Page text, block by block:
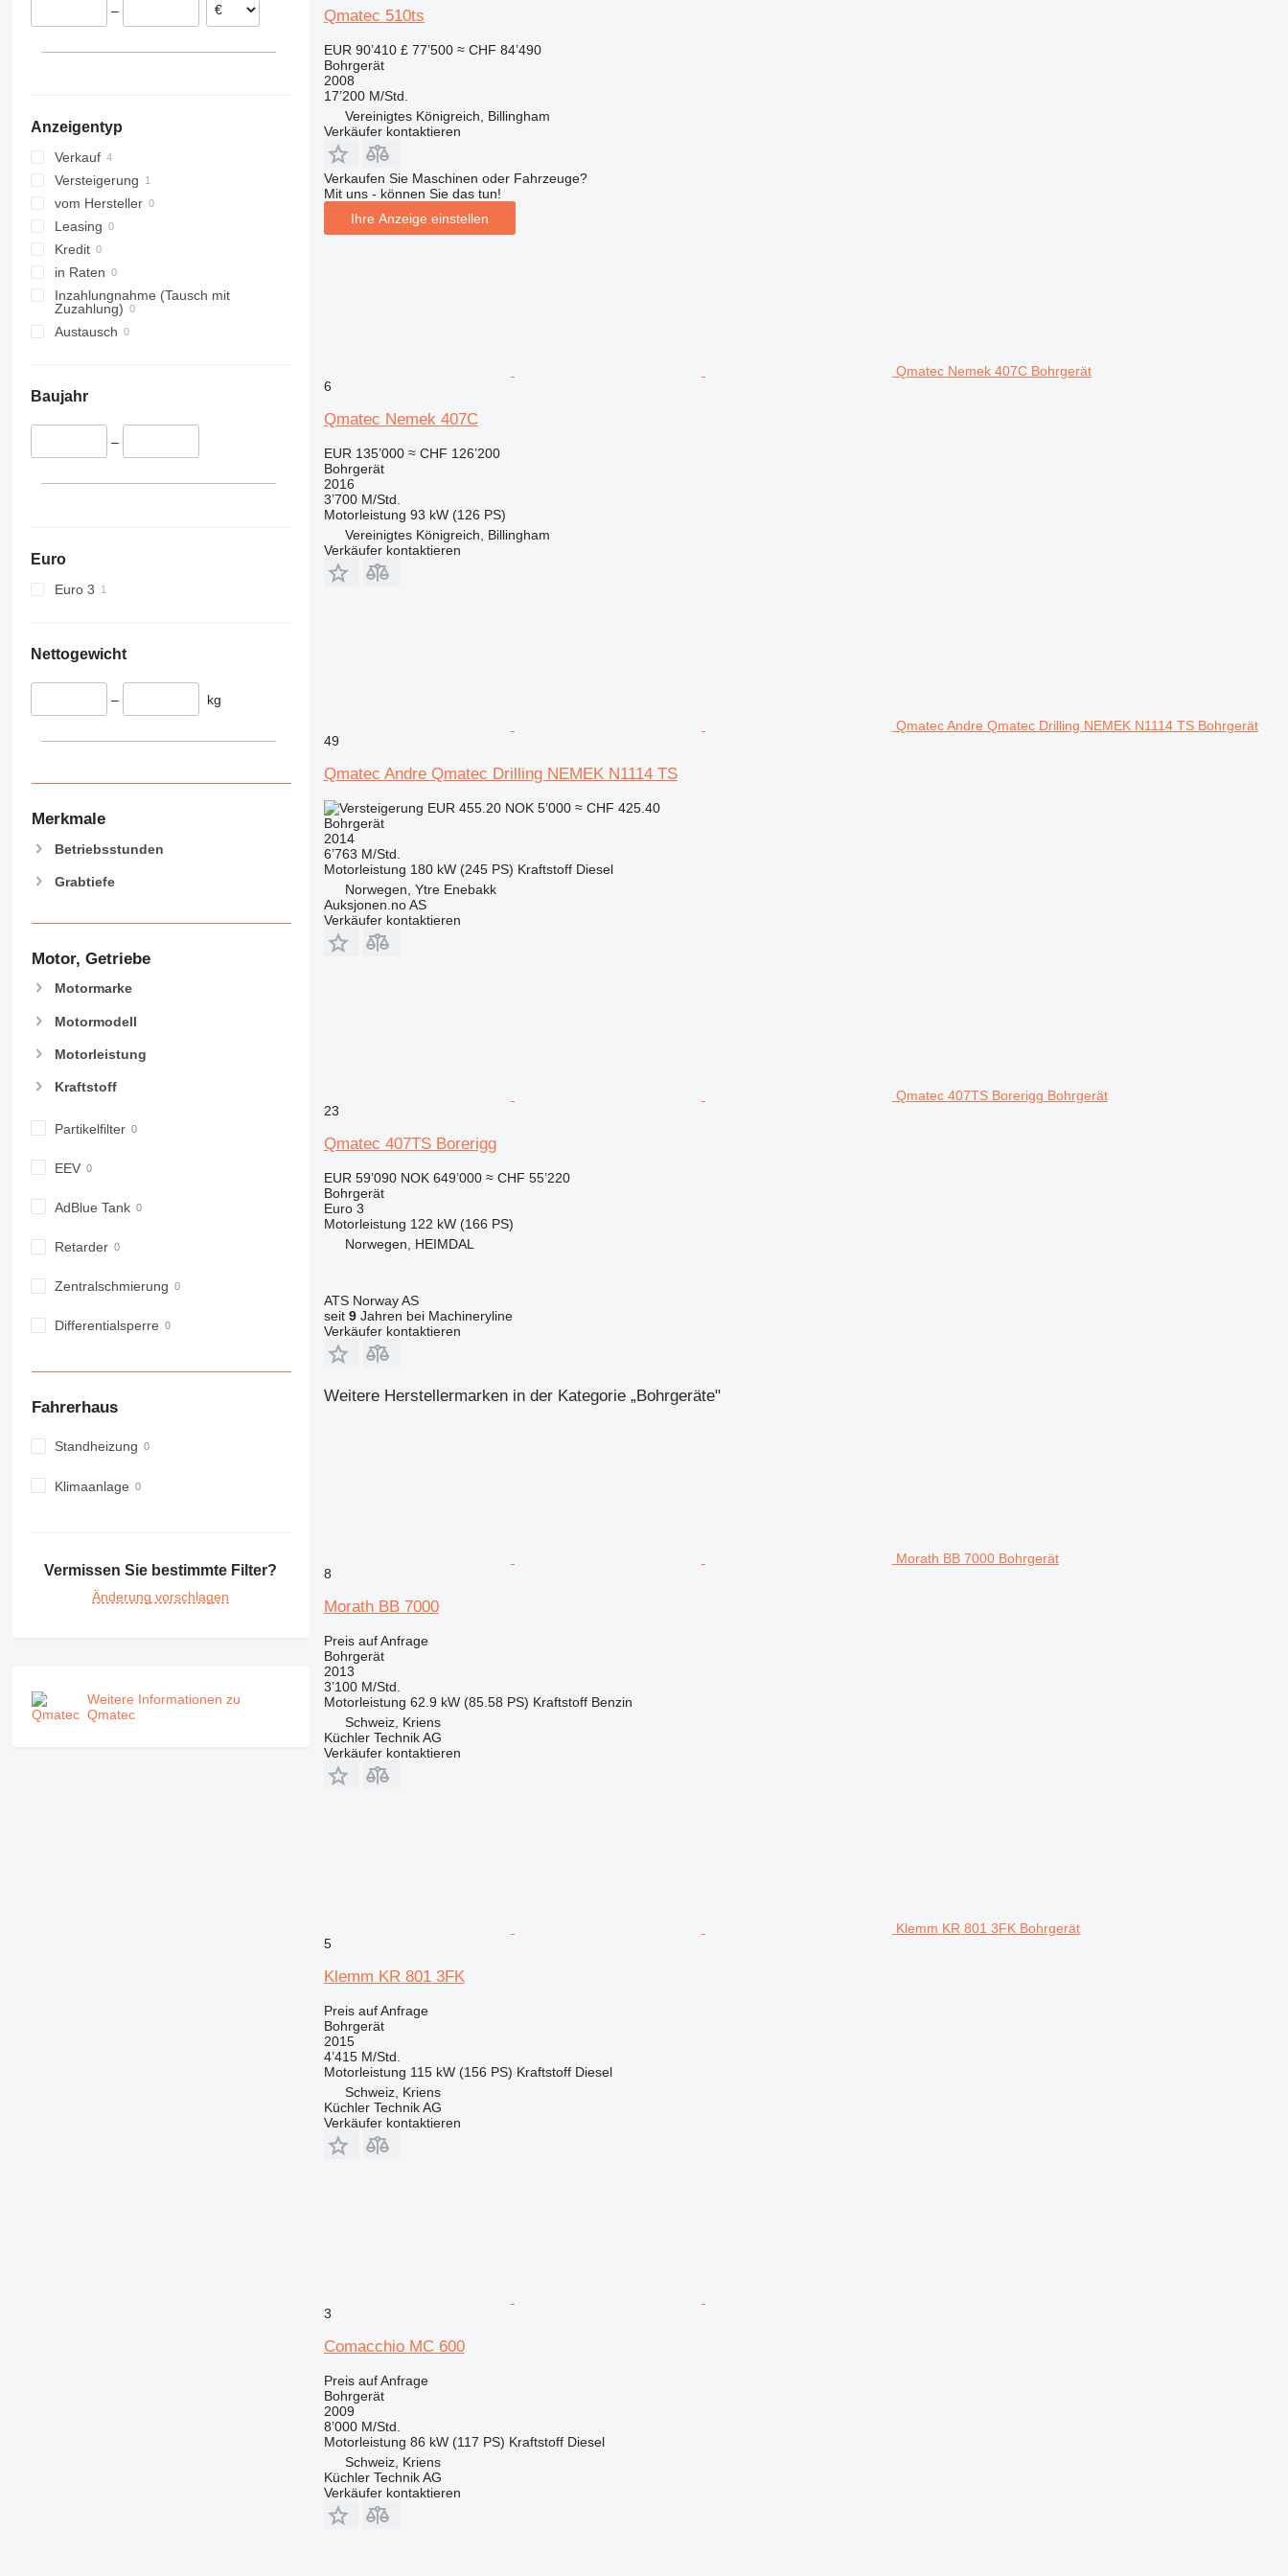
–
Anzeigentyp
Verkauf
Versteigerung
vom Hersteller
Leasing
Kredit
in Raten
Inzahlungnahme (Tausch mit
Zuzahlung)
Austausch
Baujahr
–
Euro
Euro 3
Nettogewicht
– kg
Merkmale
Betriebsstunden
Grabtiefe
Motor, Getriebe
Motormarke
Motormodell
Motorleistung
Kraftstoff
Partikelfilter
EEV
AdBlue Tank
Retarder
Zentralschmierung
Differentialsperre
Fahrerhaus
Standheizung
Klimaanlage
Vermissen Sie bestimmte Filter?
Änderung vorschlagen
Weitere Informationen zu
Qmatec
Qmatec 510ts
EUR 90’410 £ 77’500 ≈ CHF 84’490
Bohrgerät
2008
17’200 M/Std.
Vereinigtes Königreich, Billingham
Verkäufer kontaktieren
Verkaufen Sie Maschinen oder Fahrzeuge?
Mit uns - können Sie das tun!
Ihre Anzeige einstellen
Qmatec Nemek 407C Bohrgerät
6
Qmatec Nemek 407C
EUR 135’000 ≈ CHF 126’200
Bohrgerät
2016
3’700 M/Std.
Motorleistung 93 kW (126 PS)
Vereinigtes Königreich, Billingham
Verkäufer kontaktieren
Qmatec Andre Qmatec Drilling NEMEK N1114 TS Bohrgerät
49
Qmatec Andre Qmatec Drilling NEMEK N1114 TS
EUR 455.20 NOK 5’000 ≈ CHF 425.40
Bohrgerät
2014
6’763 M/Std.
Motorleistung 180 kW (245 PS) Kraftstoff Diesel
Norwegen, Ytre Enebakk
Auksjonen.no AS
Verkäufer kontaktieren
Qmatec 407TS Borerigg Bohrgerät
23
Qmatec 407TS Borerigg
EUR 59’090 NOK 649’000 ≈ CHF 55’220
Bohrgerät
Euro 3
Motorleistung 122 kW (166 PS)
Norwegen, HEIMDAL
ATS Norway AS
seit 9Jahren bei Machineryline
Verkäufer kontaktieren
Weitere Herstellermarken in der Kategorie „Bohrgeräte"
Morath BB 7000 Bohrgerät
8
Morath BB 7000
Preis auf Anfrage
Bohrgerät
2013
3’100 M/Std.
Motorleistung 62.9 kW (85.58 PS) Kraftstoff Benzin
Schweiz, Kriens
Küchler Technik AG
Verkäufer kontaktieren
Klemm KR 801 3FK Bohrgerät
5
Klemm KR 801 3FK
Preis auf Anfrage
Bohrgerät
2015
4’415 M/Std.
Motorleistung 115 kW (156 PS) Kraftstoff Diesel
Schweiz, Kriens
Küchler Technik AG
Verkäufer kontaktieren
3
Comacchio MC 600
Preis auf Anfrage
Bohrgerät
2009
8’000 M/Std.
Motorleistung 86 kW (117 PS) Kraftstoff Diesel
Schweiz, Kriens
Küchler Technik AG
Verkäufer kontaktieren